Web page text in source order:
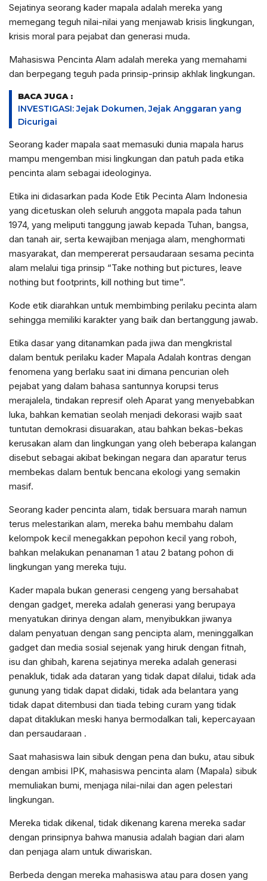
Sejatinya seorang kader mapala adalah mereka yang
memegang teguh nilai-nilai yang menjawab krisis lingkungan,
krisis moral para pejabat dan generasi muda.
Mahasiswa Pencinta Alam adalah mereka yang memahami
dan berpegang teguh pada prinsip-prinsip akhlak lingkungan.
BACA JUGA :
INVESTIGASI: Jejak Dokumen, Jejak Anggaran yang
Dicurigai
Seorang kader mapala saat memasuki dunia mapala harus
mampu mengemban misi lingkungan dan patuh pada etika
pencinta alam sebagai ideologinya.
Etika ini didasarkan pada Kode Etik Pecinta Alam Indonesia
yang dicetuskan oleh seluruh anggota mapala pada tahun
1974, yang meliputi tanggung jawab kepada Tuhan, bangsa,
dan tanah air, serta kewajiban menjaga alam, menghormati
masyarakat, dan mempererat persaudaraan sesama pecinta
alam melalui tiga prinsip “Take nothing but pictures, leave
nothing but footprints, kill nothing but time”.
Kode etik diarahkan untuk membimbing perilaku pecinta alam
sehingga memiliki karakter yang baik dan bertanggung jawab.
Etika dasar yang ditanamkan pada jiwa dan mengkristal
dalam bentuk perilaku kader Mapala Adalah kontras dengan
fenomena yang berlaku saat ini dimana pencurian oleh
pejabat yang dalam bahasa santunnya korupsi terus
merajalela, tindakan represif oleh Aparat yang menyebabkan
luka, bahkan kematian seolah menjadi dekorasi wajib saat
tuntutan demokrasi disuarakan, atau bahkan bekas-bekas
kerusakan alam dan lingkungan yang oleh beberapa kalangan
disebut sebagai akibat bekingan negara dan aparatur terus
membekas dalam bentuk bencana ekologi yang semakin
masif.
Seorang kader pencinta alam, tidak bersuara marah namun
terus melestarikan alam, mereka bahu membahu dalam
kelompok kecil menegakkan pepohon kecil yang roboh,
bahkan melakukan penanaman 1 atau 2 batang pohon di
lingkungan yang mereka tuju.
Kader mapala bukan generasi cengeng yang bersahabat
dengan gadget, mereka adalah generasi yang berupaya
menyatukan dirinya dengan alam, menyibukkan jiwanya
dalam penyatuan dengan sang pencipta alam, meninggalkan
gadget dan media sosial sejenak yang hiruk dengan fitnah,
isu dan ghibah, karena sejatinya mereka adalah generasi
penakluk, tidak ada dataran yang tidak dapat dilalui, tidak ada
gunung yang tidak dapat didaki, tidak ada belantara yang
tidak dapat ditembusi dan tiada tebing curam yang tidak
dapat ditaklukan meski hanya bermodalkan tali, kepercayaan
dan persaudaraan .
Saat mahasiswa lain sibuk dengan pena dan buku, atau sibuk
dengan ambisi IPK, mahasiswa pencinta alam (Mapala) sibuk
memuliakan bumi, menjaga nilai-nilai dan agen pelestari
lingkungan.
Mereka tidak dikenal, tidak dikenang karena mereka sadar
dengan prinsipnya bahwa manusia adalah bagian dari alam
dan penjaga alam untuk diwariskan.
Berbeda dengan mereka mahasiswa atau para dosen yang